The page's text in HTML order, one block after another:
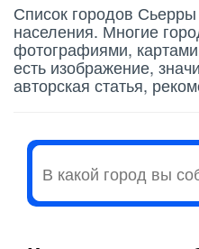
Список городов
населения. Многие
фотографиями,
есть изображение,
авторская статья,